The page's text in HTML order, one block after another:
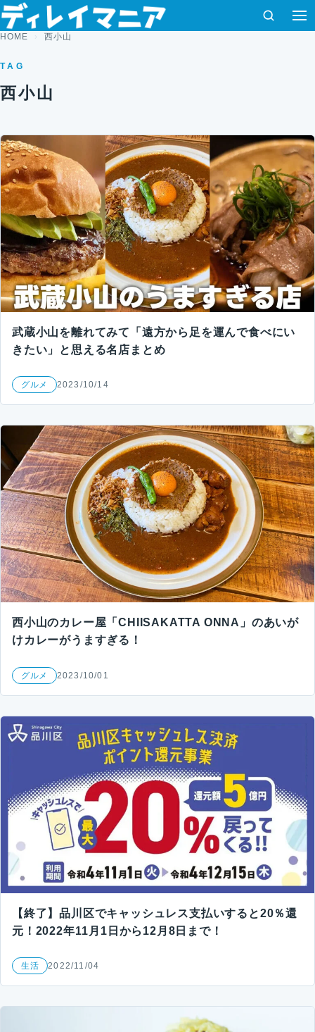
コンテンツへスキップ
検索
HOME 西小山
TAG
西小山
武蔵小山を離れてみて「遠方から足を運んで食べにい
きたい」と思える名店まとめ
グルメ 2023/10/14
西小山のカレー屋「CHIISAKATTA ONNA」のあいが
けカレーがうますぎる！
グルメ 2023/10/01
【終了】品川区でキャッシュレス支払いすると20％還
元！2022年11月1日から12月8日まで！
生活 2022/11/04